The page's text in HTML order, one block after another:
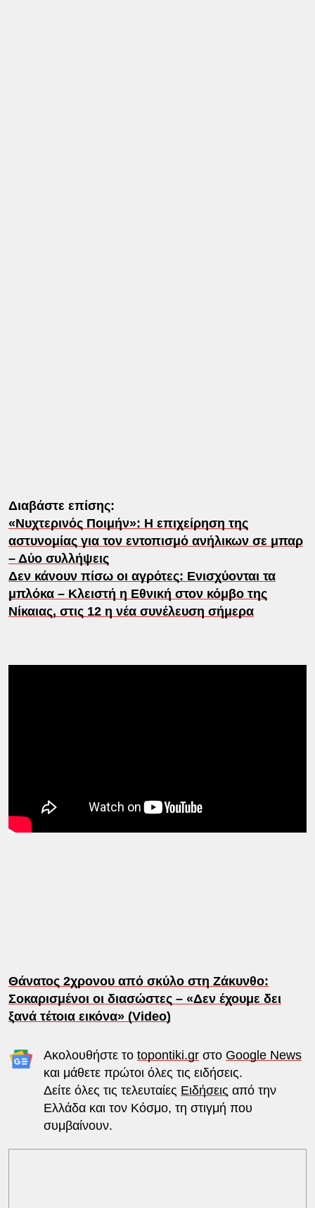
Διαβάστε επίσης:
«Νυχτερινός Ποιμήν»: Η επιχείρηση της
αστυνομίας για τον εντοπισμό ανήλικων σε μπαρ
– Δύο συλλήψεις
Δεν κάνουν πίσω οι αγρότες: Ενισχύονται τα
μπλόκα – Κλειστή η Εθνική στον κόμβο της
Νίκαιας, στις 12 η νέα συνέλευση σήμερα
Θάνατος 2χρονου από σκύλο στη Ζάκυνθο:
Σοκαρισμένοι οι διασώστες – «Δεν έχουμε δει
ξανά τέτοια εικόνα» (Video)
Ακολουθήστε το topontiki.grστο Google News
και μάθετε πρώτοι όλες τις ειδήσεις.
Δείτε όλες τις τελευταίες Ειδήσεις από την
Ελλάδα και τον Κόσμο, τη στιγμή που
συμβαίνουν.